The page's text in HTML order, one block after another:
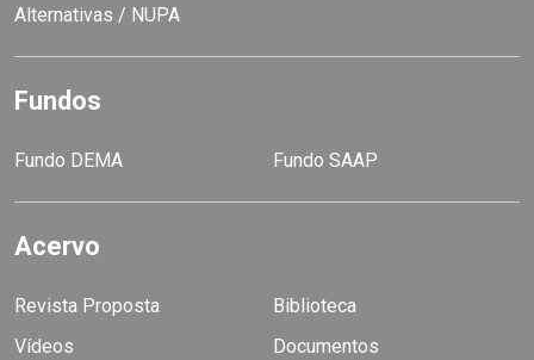
Alternativas / NUPA
Fundos
Fundo DEMA Fundo SAAP
Acervo
Revista Proposta
Biblioteca
Vídeos
Documentos